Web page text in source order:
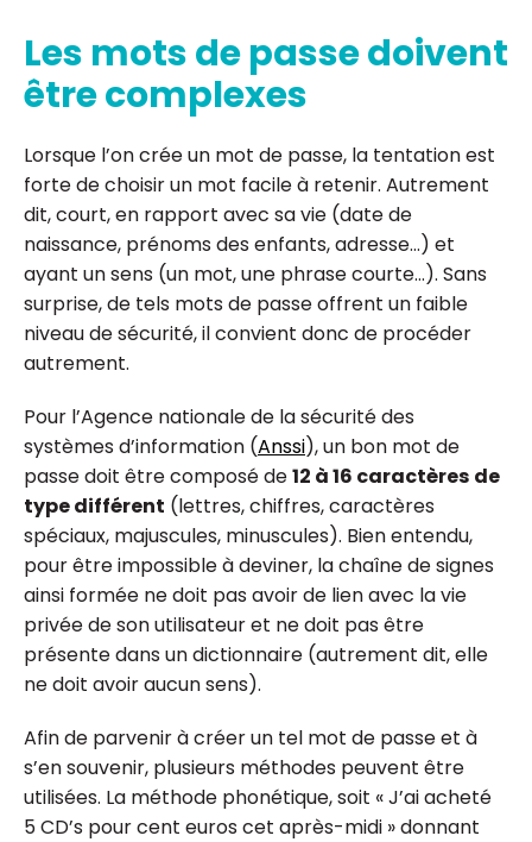
Les mots de passe doivent
être complexes
Lorsque l’on crée un mot de passe, la tentation est
forte de choisir un mot facile à retenir. Autrement
dit, court, en rapport avec sa vie (date de
naissance, prénoms des enfants, adresse…) et
ayant un sens (un mot, une phrase courte…). Sans
surprise, de tels mots de passe offrent un faible
niveau de sécurité, il convient donc de procéder
autrement.
Pour l’Agence nationale de la sécurité des
systèmes d’information (Anssi), un bon mot de
passe doit être composé de12 à 16 caractères de
type différent (lettres, chiffres, caractères
spéciaux, majuscules, minuscules). Bien entendu,
pour être impossible à deviner, la chaîne de signes
ainsi formée ne doit pas avoir de lien avec la vie
privée de son utilisateur et ne doit pas être
présente dans un dictionnaire (autrement dit, elle
ne doit avoir aucun sens).
Afin de parvenir à créer un tel mot de passe et à
s’en souvenir, plusieurs méthodes peuvent être
utilisées. La méthode phonétique, soit « J’ai acheté
5 CD’s pour cent euros cet après-midi » donnant